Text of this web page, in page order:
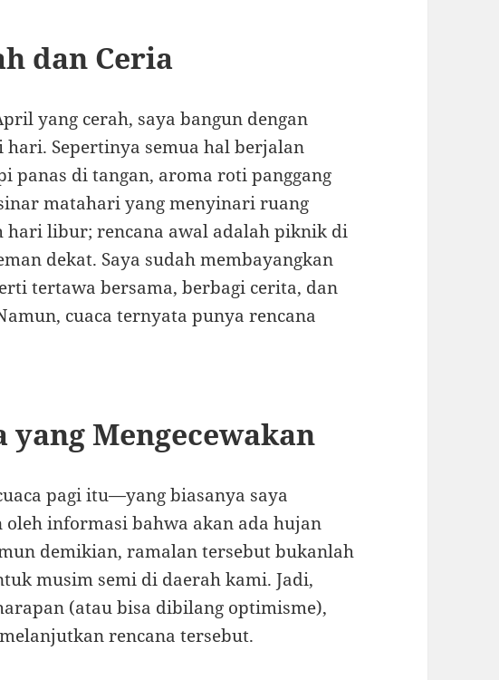
dan Ceria
yang cerah, saya bangun dengan
Sepertinya semua hal berjalan
panas di tangan, aroma roti panggang
matahari yang menyinari ruang
hari libur; rencana awal adalah piknik di
dekat. Saya sudah membayangkan
tertawa bersama, berbagi cerita, dan
cuaca ternyata punya rencana
yang Mengecewakan
pagi itu—yang biasanya saya
informasi bahwa akan ada hujan
demikian, ramalan tersebut bukanlah
musim semi di daerah kami. Jadi,
(atau bisa dibilang optimisme),
rencana tersebut.